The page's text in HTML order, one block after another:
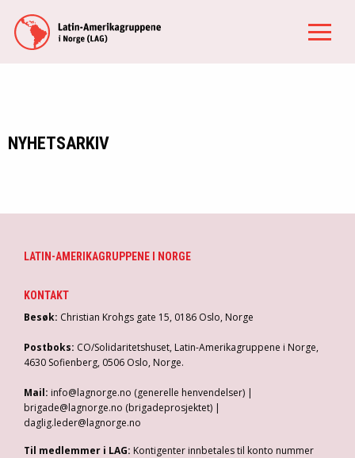
NYHETSARKIV
LATIN-AMERIKAGRUPPENE I NORGE
KONTAKT
Besøk: Christian Krohgs gate 15, 0186 Oslo, Norge
Postboks: CO/Solidaritetshuset, Latin-Amerikagruppene i Norge,
4630 Sofienberg, 0506 Oslo, Norge.
Mail: info@lagnorge.no (generelle henvendelser) |
brigade@lagnorge.no (brigadeprosjektet) |
daglig.leder@lagnorge.no
Til medlemmer i LAG: Kontigenter innbetales til konto nummer